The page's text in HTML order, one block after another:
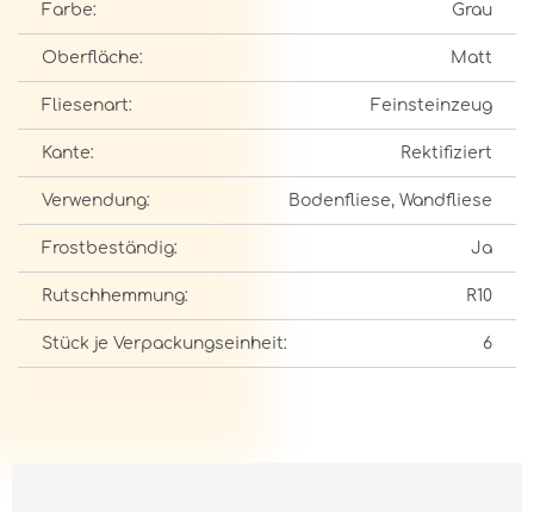
Farbe: Grau
Oberfläche: Matt
Fliesenart: Feinsteinzeug
Kante: Rektifiziert
Verwendung: Bodenfliese, Wandfliese
Frostbeständig: Ja
Rutschhemmung: R10
Stück je Verpackungseinheit: 6